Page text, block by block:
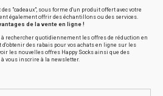
"cadeaux", sous forme d'un produit offert avec votre
également offrir des échantillons ou des services.
de la vente en ligne !
rechercher quotidiennement les offres de réduction en
des rabais pour vos achats en ligne sur les
les nouvelles offres Happy Socks ainsi que des
vous inscrire à la newsletter.